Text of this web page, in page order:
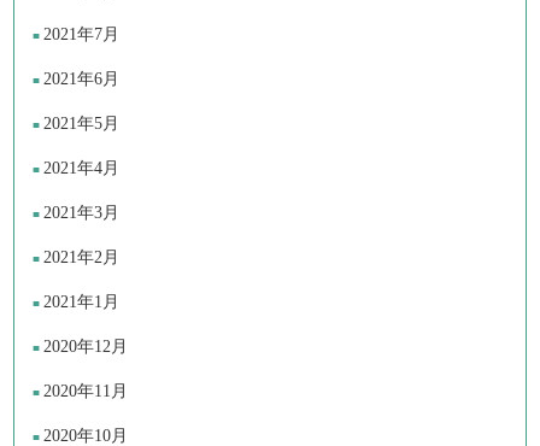
2021年7月
2021年6月
2021年5月
2021年4月
2021年3月
2021年2月
2021年1月
2020年12月
2020年11月
2020年10月